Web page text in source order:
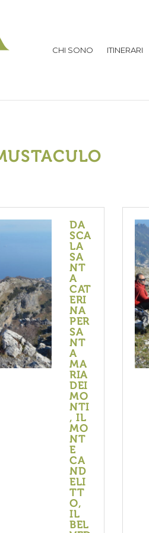
CHI SONO ITINERARI
DA
SCA
LA
SA
NT
A
CAT
ERI
NA
PER
SA
NT
A
MA
RIA
DEI
MO
NTI
, IL
MO
NT
E
CA
ND
ELI
TT
O,
IL
BEL